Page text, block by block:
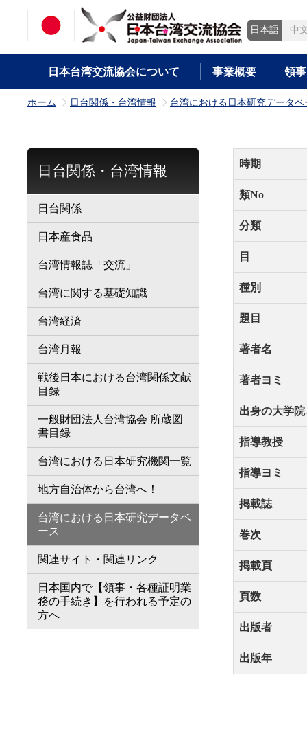
日本語 中
日本台湾交流協会について 事業概要 領
ホーム >
日台関係・台湾情報 >
台湾における日本研究データベ
時期
類No
分類
目
種別
題目
著者名
著者ヨミ
出身の大学
指導教授
指導ヨミ
掲載誌
巻次
掲載頁
頁数
出版者
出版年
日台関係・台湾情報
日台関係
日本産食品
台湾情報誌「交流」
台湾に関する基礎知識
台湾経済
台湾月報
戦後日本における台湾関係文献
目録
一般財団法人台湾協会 所蔵図
書目録
台湾における日本研究機関一覧
地方自治体から台湾へ！
台湾における日本研究データベ
ース
関連サイト・関連リンク
日本国内で【領事・各種証明業
務の手続き】を行われる予定の
方へ